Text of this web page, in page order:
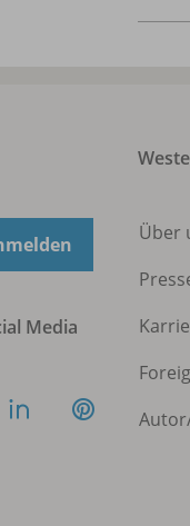
Media
Über